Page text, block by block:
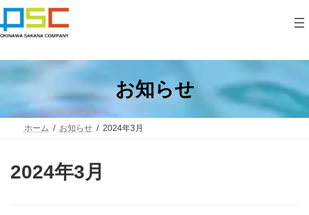
テ
プ
ゲ
動
お知らせ
ホーム お知らせ 2024年3月
2024年3月